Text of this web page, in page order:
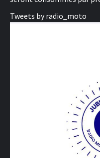
Tweets by radio_moto